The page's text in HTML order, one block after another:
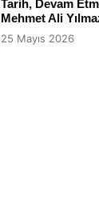
Tarih, Devam
Mehmet Ali
25 Mayıs 2026